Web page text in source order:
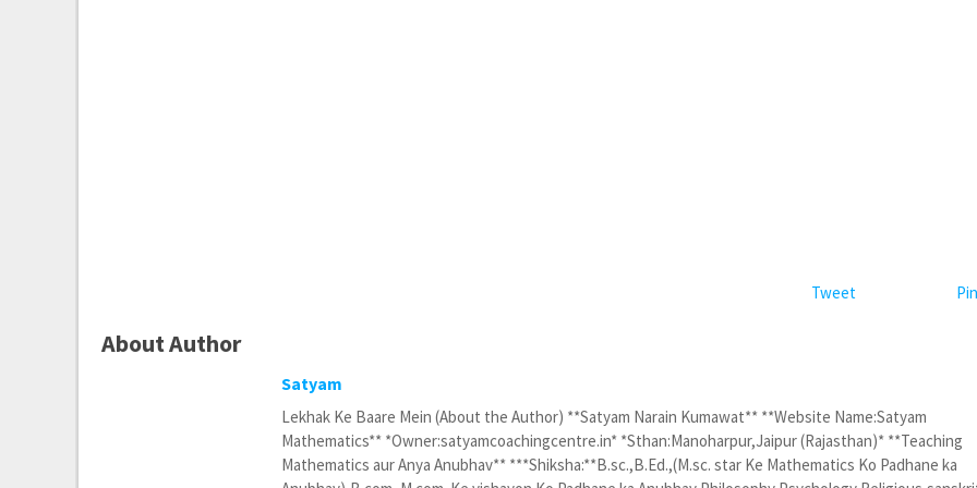
Tweet
About Author
Satyam
Lekhak Ke Baare Mein (About the Author) **Satyam Narain Kumawat** **Website Name:Satyam
Mathematics** *Owner:satyamcoachingcentre.in* *Sthan:Manoharpur,Jaipur (Rajasthan)* **Teaching
Mathematics aur Anya Anubhav** ***Shiksha:**B.sc.,B.Ed.,(M.sc. star Ke Mathematics Ko Padhane ka